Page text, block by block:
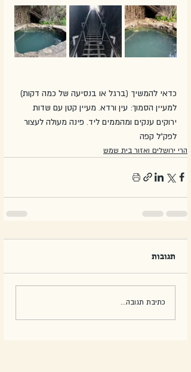
כדאי להמשיך (ברגל או בנסיעה של כמה דקות)
למעיין הסמוך: עין ורדא. מעיין קטן עם שדות
ירוקים ענקים ומהממים ליד. פינה מעולה לעצור
לפק"ל קפה
הרי ירושלים ואזור בית שמש
תגובות
כתיבת תגובה...